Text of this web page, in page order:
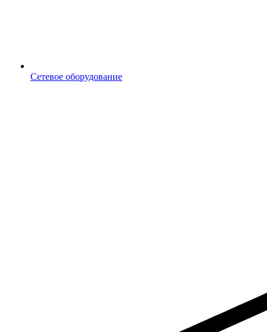
Сетевое оборудование